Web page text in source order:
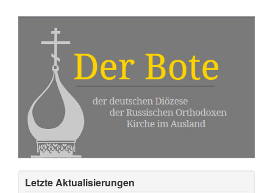
Letzte Aktualisierungen